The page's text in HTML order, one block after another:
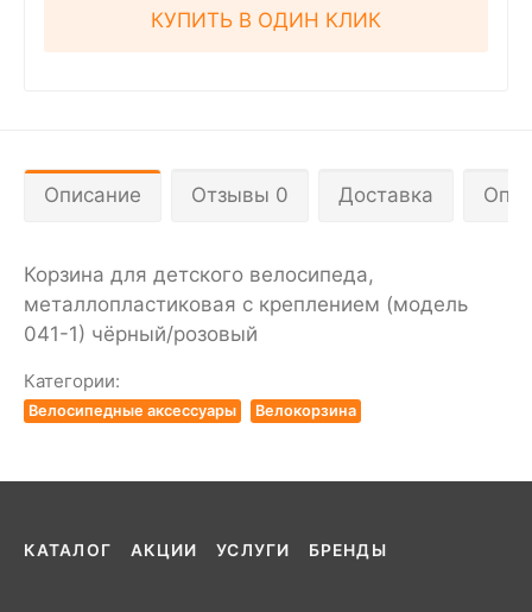
КУПИТЬ В ОДИН КЛИК
Описание Отзывы 0 Доставка
Корзина для детского велосипеда,
металлопластиковая с креплением (модель
041-1) чёрный/розовый
Категории:
Велосипедные аксессуары Велокорзина
КАТАЛОГ АКЦИИ УСЛУГИ БРЕНДЫ